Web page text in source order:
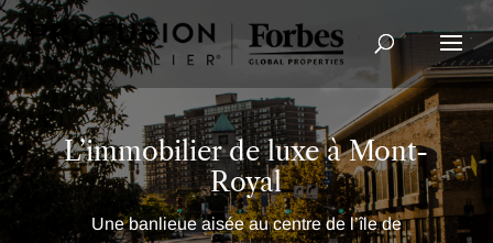
Recherche avancée
L’immobilier de luxe à Mont-
Royal
Une banlieue aisée au centre de l’île de